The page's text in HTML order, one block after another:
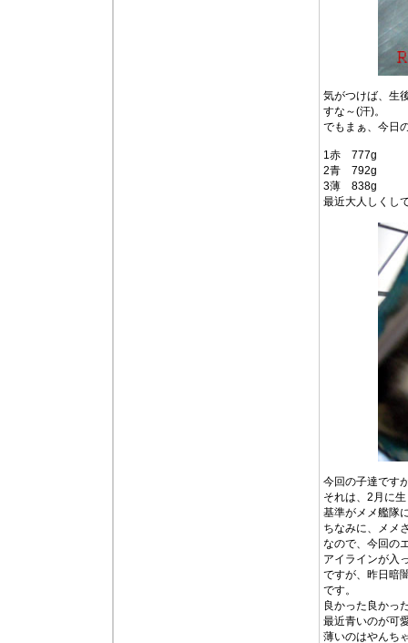
気がつけば、生
すな～(汗)。
でもまぁ、今日
1赤 777g
2青 792g
3薄 838g
最近大人しくし
今回の子達です
それは、2月に
基準がメメ艦隊
ちなみに、メメ
なので、今回の
アイラインが入
ですが、昨日暗
です。
良かった良かっ
最近青いのが可
薄いのはやんち